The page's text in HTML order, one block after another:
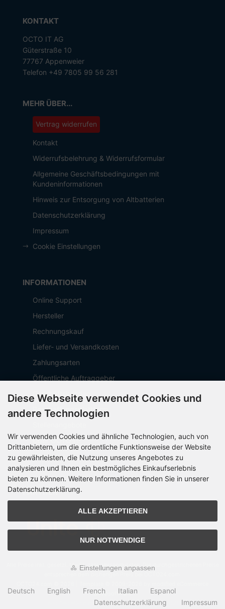
KONTAKT
OCTO IT AG
Güterstraße 10
77767 Appenweier
Telefon +49 7805 99 56 281
MEHR ÜBER...
Vertrag widerrufen
Kontakt
Widerrufsbelehrung & Widerrufsformular
Allgemeine Geschäftsbedingungen mit
Kundeninformationen
Hinweis zur Entsorgung von Altbatterien
Datenschutzerklärung
Impressum
Cookie Einstellungen
INFORMATIONEN
Online Support
Hersteller
Rechnungskauf
Liefer- und Versandkosten
Zahlungsarten
Öffentliche Auftraggeber
Geschäftskunden
Beschaffungsplattform
Über OCTO IT
Sitemap
PARTNER
Alle Preise inkl. gesetzl. MwSt. zzgl.Versandkosten
Shopsoftware
ified eCommerce Shopsoftware © 2009-2026
Diese Webseite verwendet Cookies und
andere Technologien
Wir verwenden Cookies und ähnliche Technologien, auch von
Drittanbietern, um die ordentliche Funktionsweise der Website
zu gewährleisten, die Nutzung unseres Angebotes zu
analysieren und Ihnen ein bestmögliches Einkaufserlebnis
bieten zu können. Weitere Informationen finden Sie in unserer
Datenschutzerklärung.
ALLE AKZEPTIEREN
NUR NOTWENDIGE
Einstellungen anpassen
Deutsch English French Italian
Espanol
Datenschutzerklärung
Impressum